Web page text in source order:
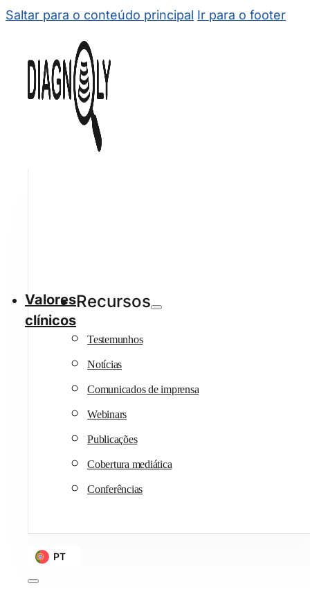
Saltar para o conteúdo principal Ir para o footer
Valores
clínicos
Recursos
Testemunhos
Notícias
Comunicados de imprensa
Webinars
Publicações
Cobertura mediática
Conferências
PT